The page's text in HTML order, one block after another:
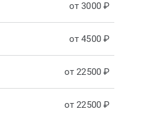
от 3000 ₽
от 4500 ₽
от 22500 ₽
от 22500 ₽